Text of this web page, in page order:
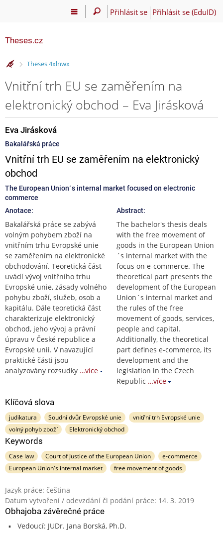
Přihlásit se Přihlásit se (EduID)
Theses.cz
>
Theses 4xlnwx
Vnitřní trh EU se zaměřením na
elektronický obchod – Eva Jirásková
Eva Jirásková
Bakalářská práce
Vnitřní trh EU se zaměřením na elektronický
obchod
The European Union´s internal market focused on electronic
commerce
Anotace:
Bakalářská práce se zabývá
volným pohybem zboží na
vnitřním trhu Evropské unie
se zaměřením na elektronické
obchodování. Teoretická část
uvádí vývoj vnitřního trhu
Evropské unie, zásady volného
pohybu zboží, služeb, osob a
kapitálu. Dále teoretická část
charakterizuje elektronický
obchod, jeho vývoj a právní
úpravu v České republice a
Evropské unii. V navazující
praktické části jsou
analyzovány rozsudky …více
Abstract:
The bachelor's thesis deals
with the free movement of
goods in the European Union
´s internal market with the
focus on e-commerce. The
theoretical part presents the
development of the European
Union´s internal market and
the rules of the free
movement of goods, services,
people and capital.
Additionally, the theoretical
part defines e-commerce, its
development and the
legislation in the Czech
Republic …více
Klíčová slova
judikatura Soudní dvůr Evropské unie
vnitřní trh Evropské unie
volný pohyb zboží
Elektronický obchod
Keywords
Case law Court of Justice of the European Union
e-commerce
European Union's internal market
free movement of goods
Jazyk práce: čeština
Datum vytvoření / odevzdání či podání práce: 14. 3. 2019
Obhajoba závěrečné práce
Vedoucí: JUDr. Jana Borská, Ph.D.